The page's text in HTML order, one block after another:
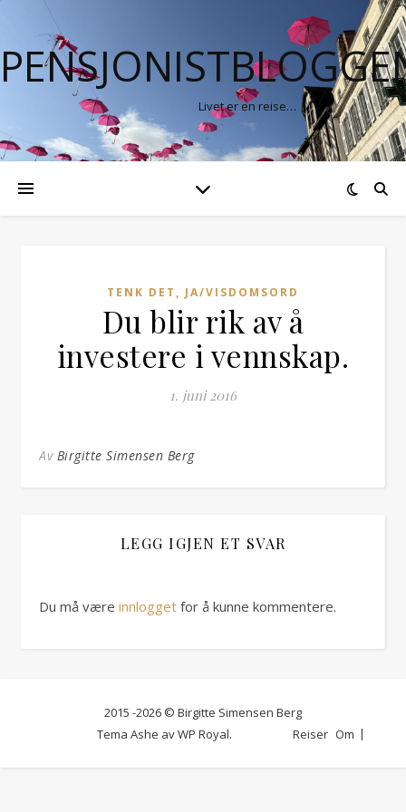
Livet er en reise…
TENK DET, JA/VISDOMSORD
Du blir rik av å
investere i vennskap.
1. juni 2016
Av Birgitte Simensen Berg
LEGG IGJEN ET SVAR
Du må være innlogget for å kunne kommentere.
2015 -2026 © Birgitte Simensen Berg
Reiser Om
Tema Ashe avWP Royal.